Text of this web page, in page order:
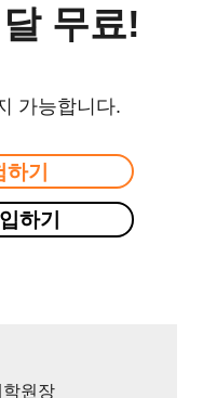
무료!
가능합니다.
기
하기
원장